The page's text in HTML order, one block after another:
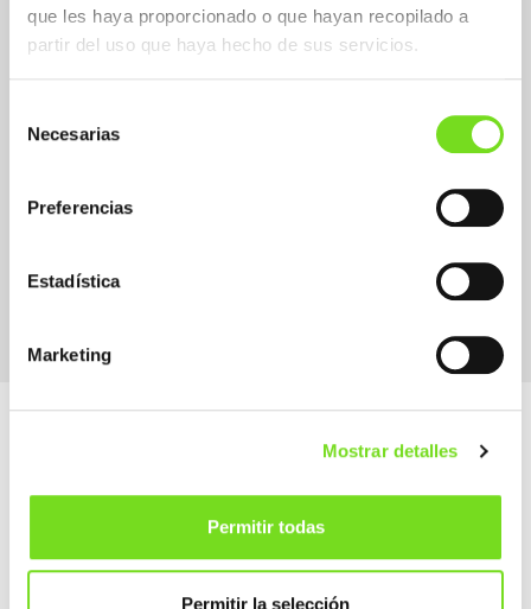
que les haya proporcionado o que hayan recopilado a
partir del uso que haya hecho de sus servicios.
Necesarias
Preferencias
Estadística
Marketing
Mostrar detalles
Permitir todas
Permitir la selección
Machinery and Equipment Goods
Alameda Urquijo, 33 – 1D
48008 Bilbao (Bizkaia)